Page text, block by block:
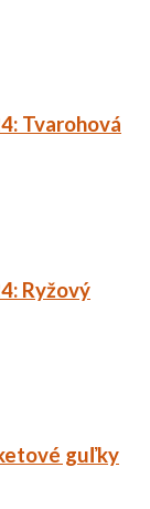
Tvarohová
Ryžový
guľky